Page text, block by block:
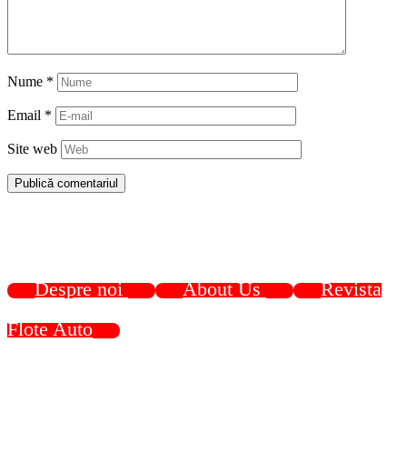
Nume *
Email *
Site web
Despre noi About Us
Revista
Flote Auto